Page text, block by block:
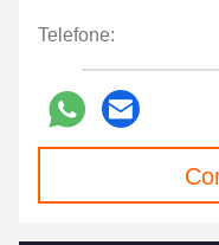
Telefone: